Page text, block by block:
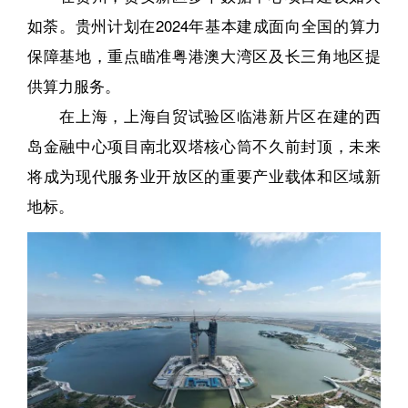
如荼。贵州计划在2024年基本建成面向全国的算力
保障基地，重点瞄准粤港澳大湾区及长三角地区提
供算力服务。
在上海，上海自贸试验区临港新片区在建的西
岛金融中心项目南北双塔核心筒不久前封顶，未来
将成为现代服务业开放区的重要产业载体和区域新
地标。